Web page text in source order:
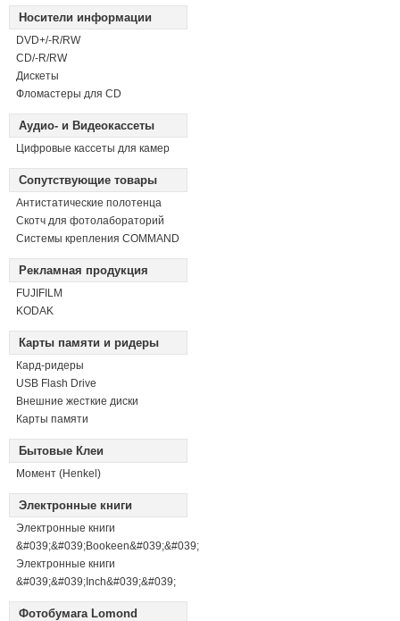
Носители информации
DVD+/-R/RW
СD/-R/RW
Дискеты
Фломастеры для CD
Аудио- и Видеокассеты
Цифровые кассеты для камер
Сопутствующие товары
Антистатические полотенца
Скотч для фотолабораторий
Системы крепления COMMAND
Рекламная продукция
FUJIFILM
KODAK
Карты памяти и ридеры
Кард-ридеры
USB Flash Drive
Внешние жесткие диски
Карты памяти
Бытовые Клеи
Момент (Henkel)
Электронные книги
Электронные книги
&#039;&#039;Bookeen&#039;&#039;
Электронные книги
&#039;&#039;Inch&#039;&#039;
Фотобумага Lomond